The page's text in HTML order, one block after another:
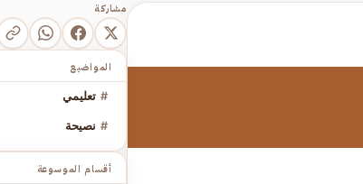
مشاركة
المواضيع
# تعليمي
# نصيحة
أقسام الموسوعة